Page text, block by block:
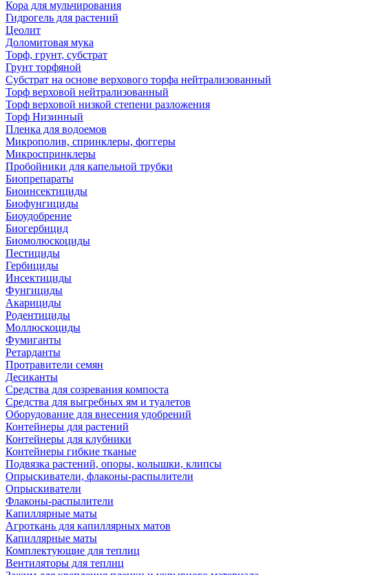
Кора для мульчирования
Гидрогель для растений
Цеолит
Доломитовая мука
Торф, грунт, субстрат
Грунт торфяной
Субстрат на основе верхового торфа нейтрализованный
Торф верховой нейтрализованный
Торф верховой низкой степени разложения
Торф Низинный
Пленка для водоемов
Микрополив, спринклеры, фоггеры
Микроспринклеры
Пробойники для капельной трубки
Биопрепараты
Биоинсектициды
Биофунгициды
Биоудобрение
Биогербицид
Биомолюскоциды
Пестициды
Гербициды
Инсектициды
Фунгициды
Акарициды
Родентициды
Моллюскоциды
Фумиганты
Ретарданты
Протравители семян
Десиканты
Средства для созревания компоста
Средства для выгребных ям и туалетов
Оборудование для внесения удобрений
Контейнеры для растений
Контейнеры для клубники
Контейнеры гибкие тканые
Подвязка растений, опоры, колышки, клипсы
Опрыскиватели, флаконы-распылители
Опрыскиватели
Флаконы-распылители
Капиллярные маты
Агроткань для капиллярных матов
Капиллярные маты
Комплектующие для теплиц
Вентиляторы для теплиц